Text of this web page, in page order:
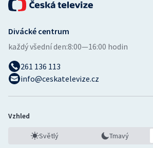
Divácké centrum
každý všední den:8:00—16:00 hodin
261 136 113
info@ceskatelevize.cz
Vzhled
Světlý Tmavý